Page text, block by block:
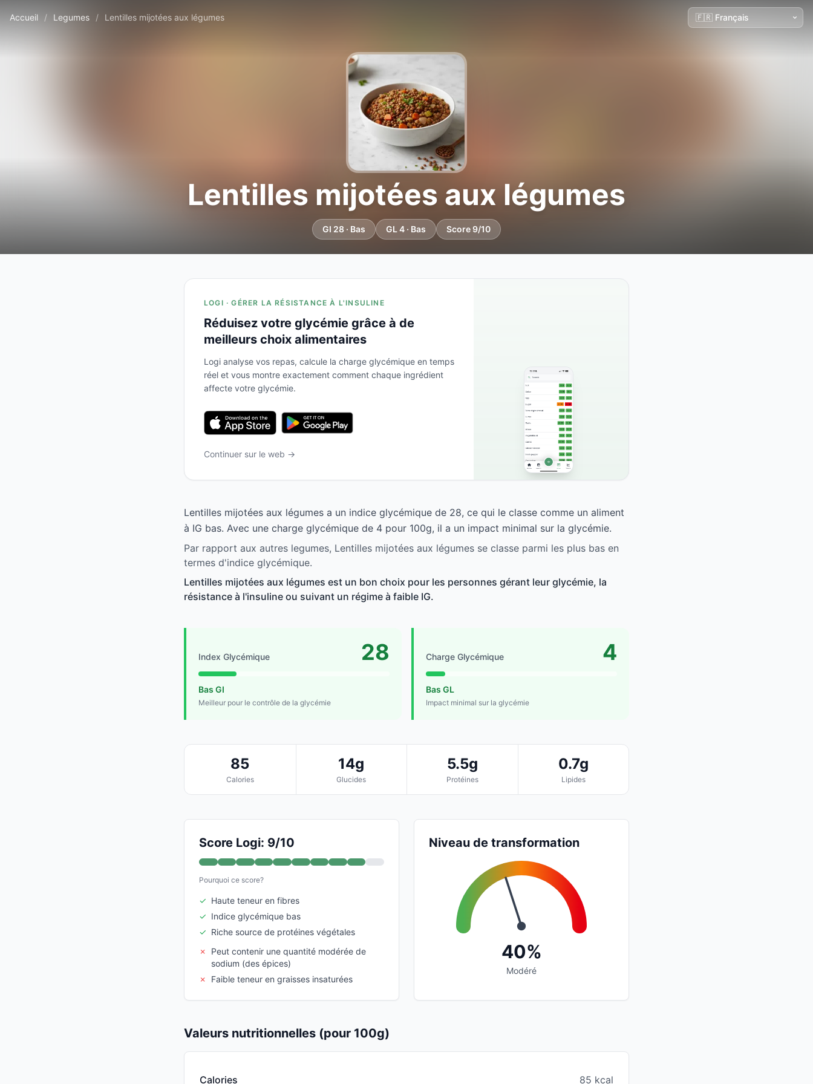
Accueil / Legumes / Lentilles mijotées aux légumes
Lentilles mijotées aux légumes
GI 28 · Bas GL 4 · Bas Score 9/10
LOGI · GÉRER LA RÉSISTANCE À L'INSULINE
Réduisez votre glycémie grâce à de
meilleurs choix alimentaires
Logi analyse vos repas, calcule la charge glycémique en temps
réel et vous montre exactement comment chaque ingrédient
affecte votre glycémie.
Continuer sur le web →
Lentilles mijotées aux légumes a un indice glycémique de 28, ce qui le classe comme un aliment
à IG bas. Avec une charge glycémique de 4 pour 100g, il a un impact minimal sur la glycémie.
Par rapport aux autres legumes, Lentilles mijotées aux légumes se classe parmi les plus bas en
termes d'indice glycémique.
Lentilles mijotées aux légumes est un bon choix pour les personnes gérant leur glycémie, la
résistance à l'insuline ou suivant un régime à faible IG.
Index Glycémique 28
Bas GI
Meilleur pour le contrôle de la glycémie
Charge Glycémique 4
Bas GL
Impact minimal sur la glycémie
85
Calories
14g
Glucides
5.5g
Protéines
0.7g
Lipides
Score Logi: 9/10
Pourquoi ce score?
✓ Haute teneur en fibres
✓ Indice glycémique bas
✓ Riche source de protéines végétales
✗
Peut contenir une quantité modérée de
sodium (des épices)
✗
Faible teneur en graisses insaturées
Niveau de transformation
40%
Modéré
Valeurs nutritionnelles (pour 100g)
Calories 85 kcal